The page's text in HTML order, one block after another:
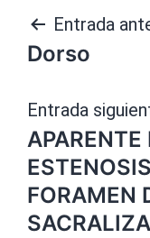
de
Entrada
Dorso
Entrada
FORAMEN